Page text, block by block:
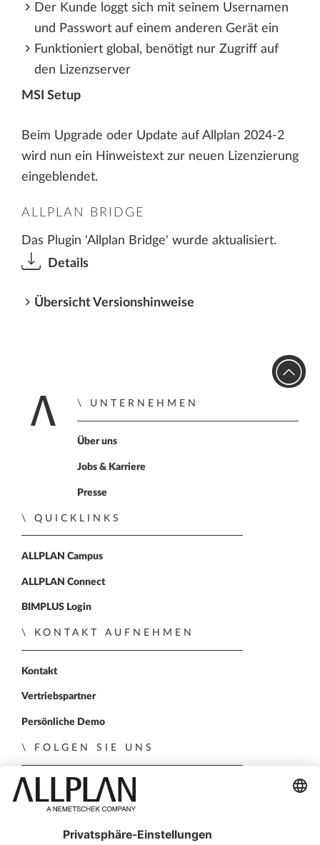
Der Kunde loggt sich mit seinem Usernamen
und Passwort auf einem anderen Gerät ein
Funktioniert global, benötigt nur Zugriff auf
den Lizenzserver
MSI Setup
Beim Upgrade oder Update auf Allplan 2024-2
wird nun ein Hinweistext zur neuen Lizenzierung
eingeblendet.
ALLPLAN BRIDGE
Das Plugin 'Allplan Bridge' wurde aktualisiert.
Details
Übersicht Versionshinweise
Zur Startseite
UNTERNEHMEN
Über uns
Jobs & Karriere
Presse
QUICKLINKS
ALLPLAN Campus
ALLPLAN Connect
BIMPLUS Login
KONTAKT AUFNEHMEN
Kontakt
Vertriebspartner
Persönliche Demo
FOLGEN SIE UNS
ALLPLAN auf LinkedIn
ALLPLAN auf Xing
ALLPLAN auf Facebook
ALLPLAN auf YouTube